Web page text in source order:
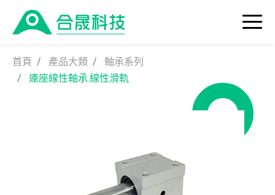
首頁 產品大類
軸承系列
連座線性軸承.線性滑軌